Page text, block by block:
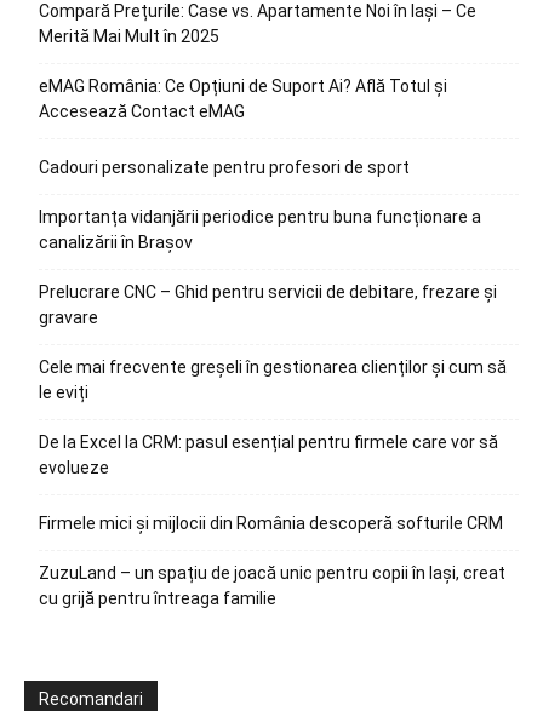
Compară Prețurile: Case vs. Apartamente Noi în Iași – Ce
Merită Mai Mult în 2025
eMAG România: Ce Opțiuni de Suport Ai? Află Totul și
Accesează Contact eMAG
Cadouri personalizate pentru profesori de sport
Importanța vidanjării periodice pentru buna funcționare a
canalizării în Brașov
Prelucrare CNC – Ghid pentru servicii de debitare, frezare și
gravare
Cele mai frecvente greșeli în gestionarea clienților și cum să
le eviți
De la Excel la CRM: pasul esențial pentru firmele care vor să
evolueze
Firmele mici și mijlocii din România descoperă softurile CRM
ZuzuLand – un spațiu de joacă unic pentru copii în Iași, creat
cu grijă pentru întreaga familie
Recomandari